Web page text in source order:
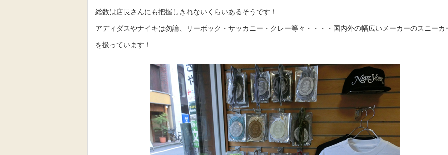
総数は店長さんにも把握しきれないくらいあるそうです！
アディダスやナイキは勿論、リーボック・サッカニー・クレー等々・・・・国内外の幅広いメーカーのスニーカ
を扱っています！